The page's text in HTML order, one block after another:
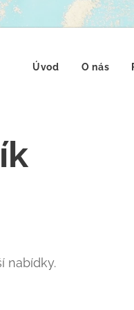
Úvod O nás
nabídky.